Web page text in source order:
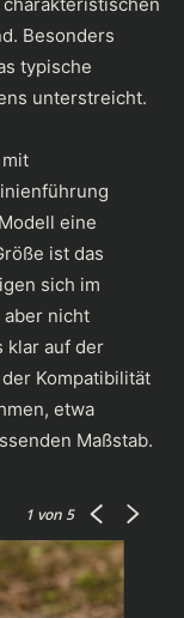
Besonders
typische
unterstreicht.
eine
ist das
sich im
nicht
klar auf der
Kompatibilität
etwa
Maßstab.
1 von 5